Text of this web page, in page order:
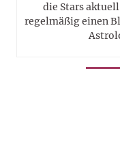
die Stars
regelmäßig einen